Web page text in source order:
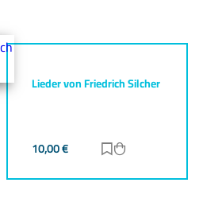
Lieder von Friedrich Silcher
10,00€ Zur Merkliste